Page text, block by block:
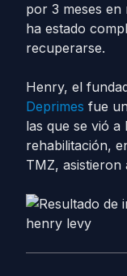
por 3 meses en
ha estado
recuperarse.
Henry, el
Deprimes fue
las que se vió a
rehabilitación,
TMZ,